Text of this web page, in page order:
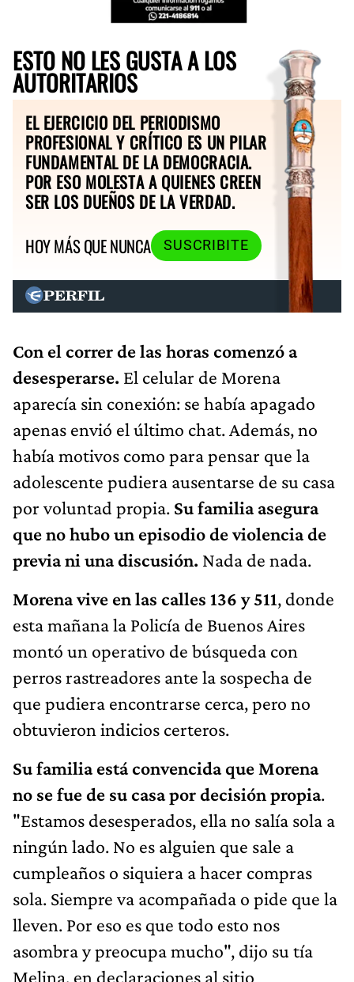
ESTO NO LES GUSTA A LOS
AUTORITARIOS
EL EJERCICIO DEL PERIODISMO
PROFESIONAL Y CRÍTICO ES UN PILAR
FUNDAMENTAL DE LA DEMOCRACIA.
POR ESO MOLESTA A QUIENES CREEN
SER LOS DUEÑOS DE LA VERDAD.
HOY MÁS QUE NUNCA
SUSCRIBITE
Con el correr de las horas comenzó a
desesperarse. El celular de Morena
aparecía sin conexión: se había apagado
apenas envió el último chat. Además, no
había motivos como para pensar que la
adolescente pudiera ausentarse de su casa
por voluntad propia. Su familia asegura
que no hubo un episodio de violencia de
previa ni una discusión. Nada de nada.
Morena vive en las calles 136 y 511, donde
esta mañana la Policía de Buenos Aires
montó un operativo de búsqueda con
perros rastreadores ante la sospecha de
que pudiera encontrarse cerca, pero no
obtuvieron indicios certeros.
Su familia está convencida que Morena
no se fue de su casa por decisión propia.
"Estamos desesperados, ella no salía sola a
ningún lado. No es alguien que sale a
cumpleaños o siquiera a hacer compras
sola. Siempre va acompañada o pide que la
lleven. Por eso es que todo esto nos
asombra y preocupa mucho", dijo su tía
Melina, en declaraciones al sitio